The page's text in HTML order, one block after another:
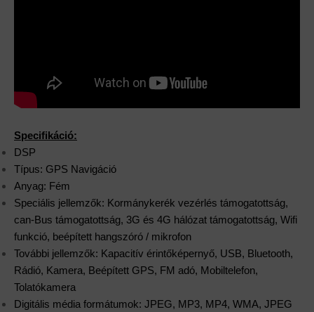
Specifikáció:
DSP
Típus: GPS Navigáció
Anyag: Fém
Speciális jellemzők: Kormánykerék vezérlés támogatottság,
can-Bus támogatottság, 3G és 4G hálózat támogatottság, Wifi
funkció, beépített hangszóró / mikrofon
További jellemzők: Kapacitív érintőképernyő, USB, Bluetooth,
Rádió, Kamera, Beépített GPS, FM adó, Mobiltelefon,
Tolatókamera
Digitális média formátumok: JPEG, MP3, MP4, WMA, JPEG